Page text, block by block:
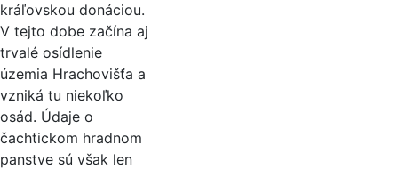
kráľovskou donáciou.
V tejto dobe začína aj
trvalé osídlenie
územia Hrachovišťa a
vzniká tu niekoľko
osád. Údaje o
čachtickom hradnom
panstve sú však len